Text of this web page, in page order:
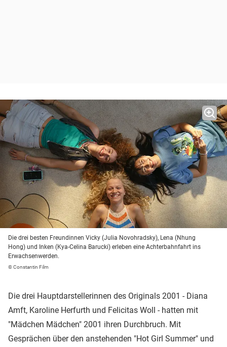
Die drei besten Freundinnen Vicky (Julia Novohradsky), Lena (Nhung
Hong) und Inken (Kya-Celina Barucki) erleben eine Achterbahnfahrt ins
Erwachsenwerden.
© Constantin Film
Die drei Hauptdarstellerinnen des Originals 2001 - Diana
Amft, Karoline Herfurth und Felicitas Woll - hatten mit
"Mädchen Mädchen" 2001 ihren Durchbruch. Mit
Gesprächen über den anstehenden "Hot Girl Summer" und